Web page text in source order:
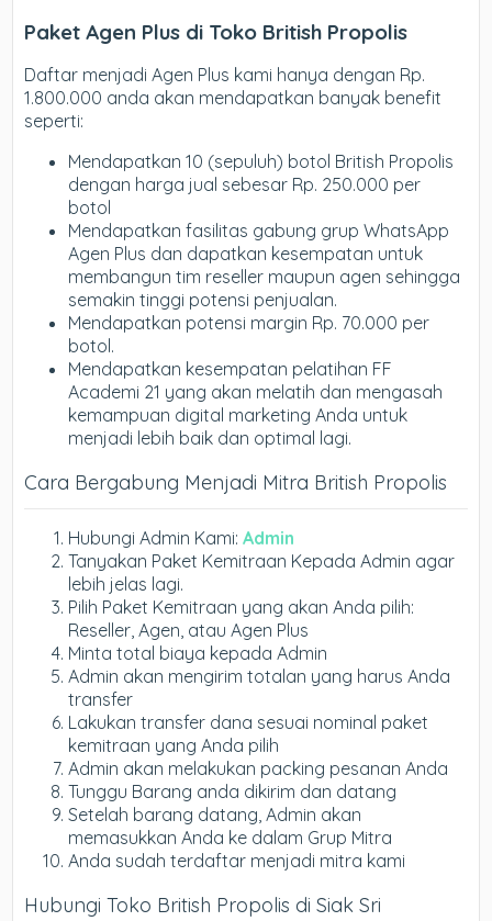
Paket Agen Plus di Toko British Propolis
Daftar menjadi Agen Plus kami hanya dengan Rp.
1.800.000 anda akan mendapatkan banyak benefit
seperti:
Mendapatkan 10 (sepuluh) botol British Propolis
dengan harga jual sebesar Rp. 250.000 per
botol
Mendapatkan fasilitas gabung grup WhatsApp
Agen Plus dan dapatkan kesempatan untuk
membangun tim reseller maupun agen sehingga
semakin tinggi potensi penjualan.
Mendapatkan potensi margin Rp. 70.000 per
botol.
Mendapatkan kesempatan pelatihan FF
Academi 21 yang akan melatih dan mengasah
kemampuan digital marketing Anda untuk
menjadi lebih baik dan optimal lagi.
Cara Bergabung Menjadi Mitra British Propolis
Hubungi Admin Kami:Admin
Tanyakan Paket Kemitraan Kepada Admin agar
lebih jelas lagi.
Pilih Paket Kemitraan yang akan Anda pilih:
Reseller, Agen, atau Agen Plus
Minta total biaya kepada Admin
Admin akan mengirim totalan yang harus Anda
transfer
Lakukan transfer dana sesuai nominal paket
kemitraan yang Anda pilih
Admin akan melakukan packing pesanan Anda
Tunggu Barang anda dikirim dan datang
Setelah barang datang, Admin akan
memasukkan Anda ke dalam Grup Mitra
Anda sudah terdaftar menjadi mitra kami
Hubungi Toko British Propolis di Siak Sri